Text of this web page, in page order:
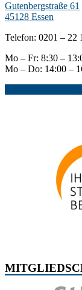
Gutenbergstraße 61
45128 Essen
Telefon: 0201 – 22
Mo – Fr: 8:30 –
Mo – Do: 14:00 –